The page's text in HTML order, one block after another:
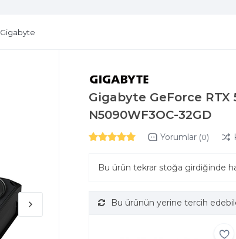
Gigabyte
Gigabyte GeForce RTX
N5090WF3OC-32GD
Yorumlar (0)
Bu ürün tekrar stoğa girdiğinde
Bu ürünün yerine tercih